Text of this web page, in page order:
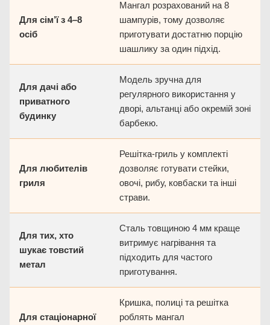
Для сім’ї з 4–8
осіб
Мангал розрахований на 8
шампурів, тому дозволяє
приготувати достатню порцію
шашлику за один підхід.
Для дачі або
приватного
будинку
Модель зручна для
регулярного використання у
дворі, альтанці або окремій зоні
барбекю.
Для любителів
гриля
Решітка-гриль у комплекті
дозволяє готувати стейки,
овочі, рибу, ковбаски та інші
страви.
Для тих, хто
шукає товстий
метал
Сталь товщиною 4 мм краще
витримує нагрівання та
підходить для частого
приготування.
Для стаціонарної
Кришка, полиці та решітка
роблять мангал